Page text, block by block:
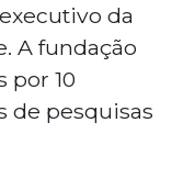
da
A fundação
por 10
de pesquisas